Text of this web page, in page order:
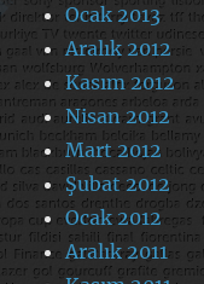
Ocak 2013
Aralık 2012
Kasım 2012
Nisan 2012
Mart 2012
Şubat 2012
Ocak 2012
Aralık 2011